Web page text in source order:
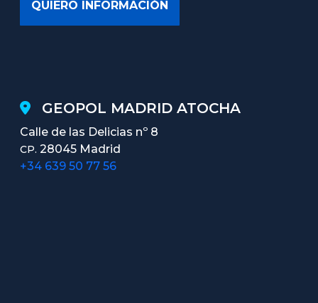
GEOPOL MADRID ATOCHA
Calle de las Delicias nº 8
CP. 28045 Madrid
+34 639 50 77 56